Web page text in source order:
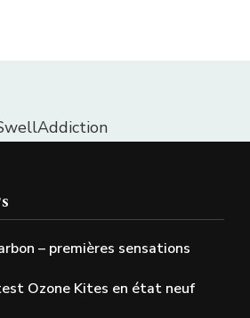
– premières sensations
Ozone Kites en état neuf